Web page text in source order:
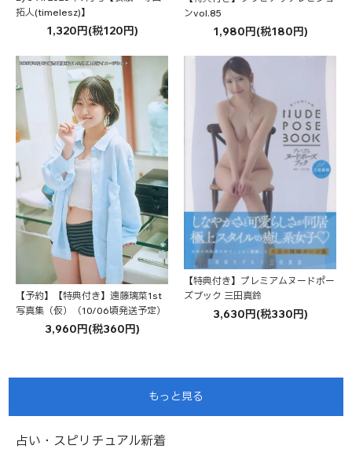
拓人(timelesz)】
1,320円(税120円)
ンvol.85
1,980円(税180円)
【予約】【特典付き】遠藤璃菜1st
写真集（仮）（10/06頃発送予定）
3,960円(税360円)
【特典付き】プレミアムヌードポー
ズブック 三田真鈴
3,630円(税330円)
もっと見る
占い・スピリチュアル新着